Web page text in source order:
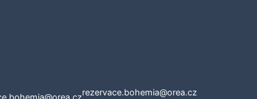
rezervace.bohemia@orea.cz